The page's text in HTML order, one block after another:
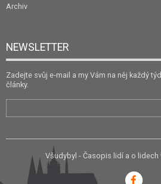
Archiv
NEWSLETTER
Zadejte svůj e-mail a my Vám na něj každý
články.
Všudybyl - Časopis lidí a o lidech